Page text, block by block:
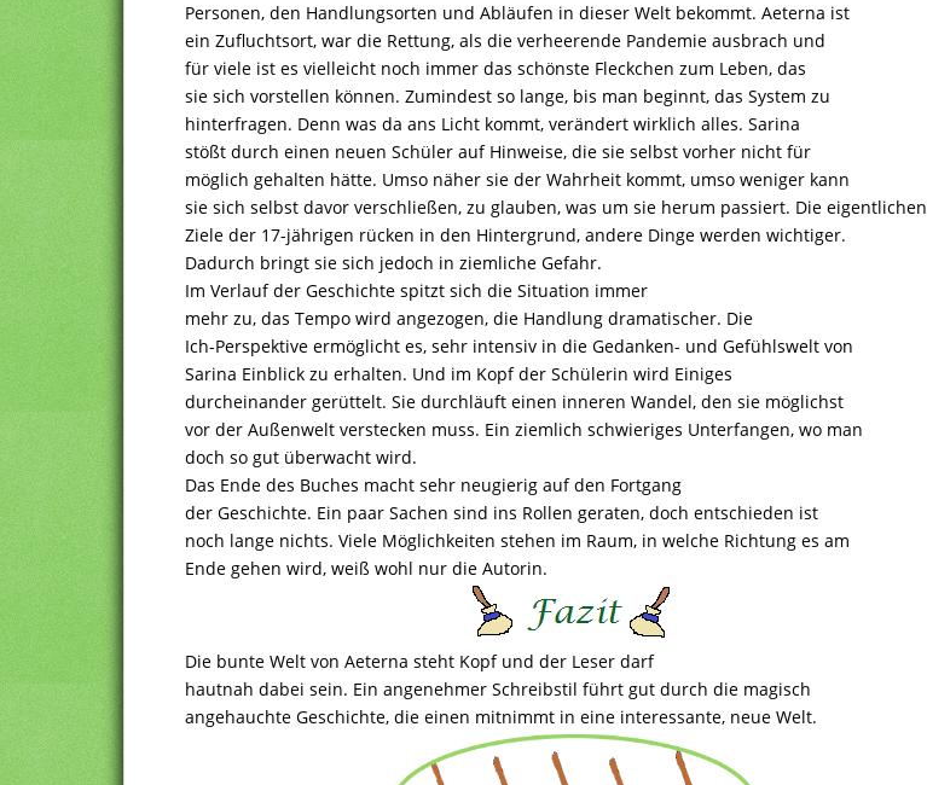
Personen, den Handlungsorten und Abläufen in dieser Welt bekommt. Aeterna ist
ein Zufluchtsort, war die Rettung, als die verheerende Pandemie ausbrach und
für viele ist es vielleicht noch immer das schönste Fleckchen zum Leben, das
sie sich vorstellen können. Zumindest so lange, bis man beginnt, das System zu
hinterfragen. Denn was da ans Licht kommt, verändert wirklich alles. Sarina
stößt durch einen neuen Schüler auf Hinweise, die sie selbst vorher nicht für
möglich gehalten hätte. Umso näher sie der Wahrheit kommt, umso weniger kann
sie sich selbst davor verschließen, zu glauben, was um sie herum passiert. Die eigentlichen
Ziele der 17-jährigen rücken in den Hintergrund, andere Dinge werden wichtiger.
Dadurch bringt sie sich jedoch in ziemliche Gefahr.
Im Verlauf der Geschichte spitzt sich die Situation immer
mehr zu, das Tempo wird angezogen, die Handlung dramatischer. Die
Ich-Perspektive ermöglicht es, sehr intensiv in die Gedanken- und Gefühlswelt von
Sarina Einblick zu erhalten. Und im Kopf der Schülerin wird Einiges
durcheinander gerüttelt. Sie durchläuft einen inneren Wandel, den sie möglichst
vor der Außenwelt verstecken muss. Ein ziemlich schwieriges Unterfangen, wo man
doch so gut überwacht wird.
Das Ende des Buches macht sehr neugierig auf den Fortgang
der Geschichte. Ein paar Sachen sind ins Rollen geraten, doch entschieden ist
noch lange nichts. Viele Möglichkeiten stehen im Raum, in welche Richtung es am
Ende gehen wird, weiß wohl nur die Autorin.
Die bunte Welt von Aeterna steht Kopf und der Leser darf
hautnah dabei sein. Ein angenehmer Schreibstil führt gut durch die magisch
angehauchte Geschichte, die einen mitnimmt in eine interessante, neue Welt.